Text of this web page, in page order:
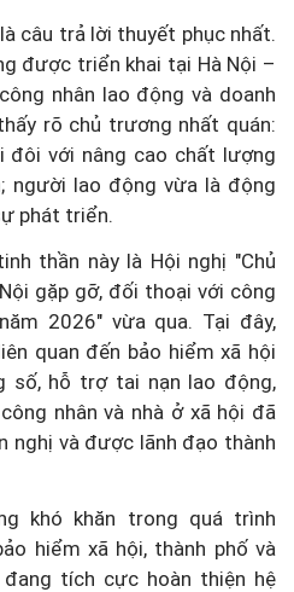
câu trả lời thuyết phục nhất.
được triển khai tại Hà Nội –
nhân lao động và doanh
rõ chủ trương nhất quán:
đôi với nâng cao chất lượng
người lao động vừa là động
phát triển.
thần này là Hội nghị "Chủ
gặp gỡ, đối thoại với công
2026" vừa qua. Tại đây,
quan đến bảo hiểm xã hội
số, hỗ trợ tai nạn lao động,
nhân và nhà ở xã hội đã
nghị và được lãnh đạo thành
khó khăn trong quá trình
hiểm xã hội, thành phố và
tích cực hoàn thiện hệ